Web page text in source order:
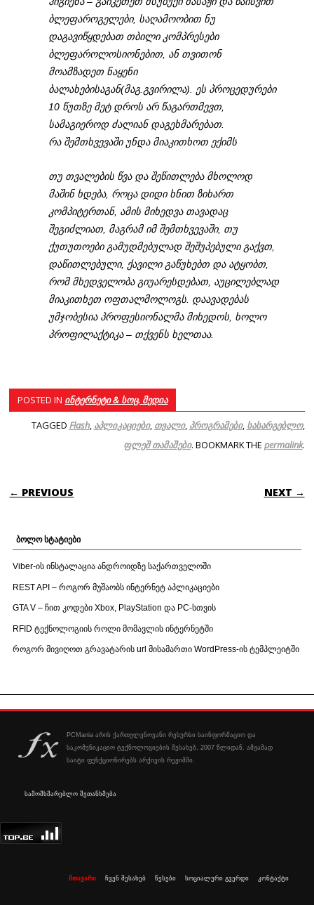
ბლეფაროგელები, საღამოობით ნუ
დაგავიწყდებათ თბილი კომპრესები
ბლეფაროლოსიონებით, ან თვითონ
მოამზადეთ ნაყენი
ბალახებისაგან(მაგ.გვირილა). ეს პროცედურები
10 წუთზე მეტ დროს არ წაგართმევთ,
სამაგიეროდ ძალიან დაგეხმარებათ.
რა შემთხვევაში უნდა მიაკითხოთ ექიმს
თუ თვალების წვა და შეწითლება მხოლოდ
მაშინ ხდება, როცა დიდი ხნით ზიხართ
კომპიტერთან, ამის მიხედვა თავადაც
შეგიძლიათ, მაგრამ იმ შემთხვევაში, თუ
ქუთუთოები გამუდმებულად შეშუპებული გაქვთ,
დაწითლებული, ქავილი გაწუხებთ და ატყობთ,
რომ მხედველობა გიუარესდებათ, აუცილებლად
მიაკითხეთ ოფთალმოლოგს. დაავადებას
უმჯობესია პროფესიონალმა მიხედოს, ხოლო
პროფილაქტიკა – თქვენს ხელთაა.
POSTED IN ინტერნეტი & სოც. მედია
TAGGED Flash, აპლიკაციები, თვალი, პროგრამები, სასარგებლო,
ფლეშ თამაშები. BOOKMARK THE permalink.
POST NAVIGATION
← PREVIOUS NEXT →
ბოლო სტატიები
Viber-ის ინსტალაცია ანდროიდზე საქართველოში
REST API – როგორ მუშაობს ინტერნეტ აპლიკაციები
GTA V – ჩით კოდები Xbox, PlayStation და PC-სთვის
RFID ტექნოლოგიის როლი მომავლის ინტერნეტში
როგორ მივიღოთ გრავატარის url მისამართი WordPress-ის ტემპლეიტში
PCMania არის ქართულენოვანი რესურსი საინფორმაციო და
საკომუნიკაციო ტექნოლოგიების შესახებ, 2007 წლიდან. ამჟამად
საიტი ფუნქციონირებს არქივის რეჟიმში.
სამომხმარებლო შეთანხმება
მთავარი ჩვენ შესახებ წესები სოციალური გვერდი კონტაქტი